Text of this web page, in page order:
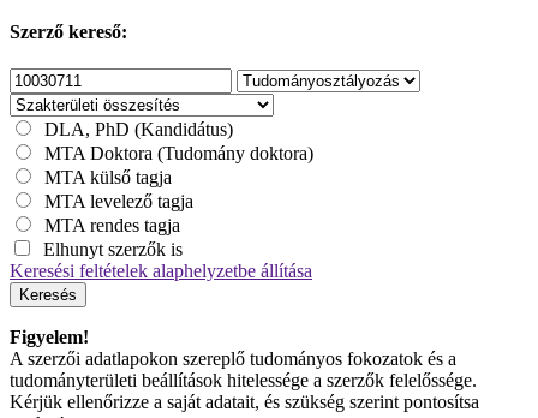
Szerző kereső:
DLA, PhD (Kandidátus)
MTA Doktora (Tudomány doktora)
MTA külső tagja
MTA levelező tagja
MTA rendes tagja
Elhunyt szerzők is
Keresési feltételek alaphelyzetbe állítása
Keresés
Figyelem!
A szerzői adatlapokon szereplő tudományos fokozatok és a
tudományterületi beállítások hitelessége a szerzők felelőssége.
Kérjük ellenőrizze a saját adatait, és szükség szerint pontosítsa